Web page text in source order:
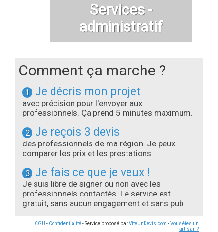
Services -
administratif
Comment ça marche ?
1 Je décris mon projet
avec précision pour l'envoyer aux
professionnels. Ça prend 5 minutes maximum.
2 Je reçois 3 devis
des professionnels de ma région. Je peux
comparer les prix et les prestations.
3 Je fais ce que je veux !
Je suis libre de signer ou non avec les
professionnels contactés. Le service est
gratuit, sans aucun engagement et sans pub.
CGU - Confidentialité- Service proposé parViteUnDevis.com -Vous êtes un
artisan ?